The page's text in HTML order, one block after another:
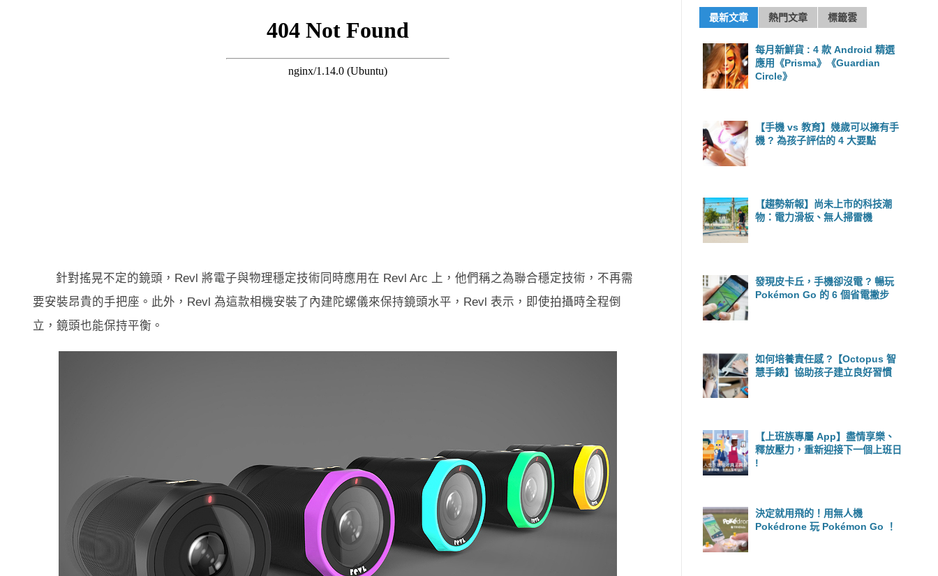
針對搖晃不定的鏡頭，Revl 將電子與物理穩定技術同時應用在 Revl Arc 上，他們稱之為聯合穩定技術，不再需
要安裝昂貴的手把座。此外，Revl 為這款相機安裝了內建陀螺儀來保持鏡頭水平，Revl 表示，即使拍攝時全程倒
立，鏡頭也能保持平衡。
最新文章 熱門文章 標籤雲
每月新鮮貨 : 4 款 Android 精選
應用《Prisma》《Guardian
Circle》
【手機 vs 教育】幾歲可以擁有手
機 ? 為孩子評估的 4 大要點
【趨勢新報】尚未上市的科技潮
物：電力滑板、無人掃雷機
發現皮卡丘，手機卻沒電 ? 暢玩
Pokémon Go 的 6 個省電撇步
如何培養責任感 ?【Octopus 智
慧手錶】協助孩子建立良好習慣
【上班族專屬 App】盡情享樂、
釋放壓力，重新迎接下一個上班日
!
決定就用飛的！用無人機
Pokédrone 玩 Pokémon Go ！